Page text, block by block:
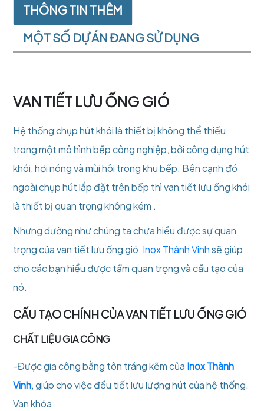
THÔNG TIN THÊM
MỘT SỐ DỰ ÁN ĐANG SỬ DỤNG
VAN TIẾT LƯU ỐNG GIÓ
Hệ thống chụp hút khói là thiết bị không thể thiếu
trong một mô hình bếp công nghiệp, bởi công dụng hút
khói, hơi nóng và mùi hôi trong khu bếp. Bên cạnh đó
ngoài chụp hút lắp đặt trên bếp thì van tiết lưu ống khói
là thiết bị quan trọng không kém .
Nhưng dường như chúng ta chưa hiểu được sự quan
trọng của van tiết lưu ống gió, Inox Thành Vinhsẽ giúp
cho các bạn hiểu được tầm quan trọng và cấu tạo của
nó.
CẤU TẠO CHÍNH CỦA VAN TIẾT LƯU ỐNG GIÓ
CHẤT LIỆU GIA CÔNG
-Được gia công bằng tôn tráng kẽm của Inox Thành
Vinh, giúp cho việc đều tiết lưu lượng hút của hệ thống.
Van khóa